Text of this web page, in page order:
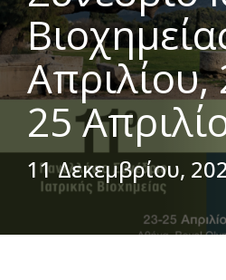
Απριλίου,
25
11 Δεκεμβρίου,